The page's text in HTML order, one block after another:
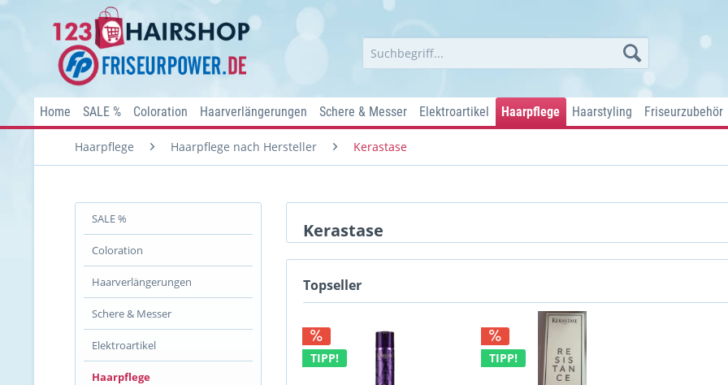
Home SALE % Coloration Haarverlängerungen Schere & Messer Elektroartikel Haarpflege Haarstyling Friseurzubehör
Haarpflege Haarpflege nach Hersteller Kerastase
SALE %
Coloration
Haarverlängerungen
Schere & Messer
Elektroartikel
Haarpflege
Kerastase
Topseller
TIPP! TIPP!